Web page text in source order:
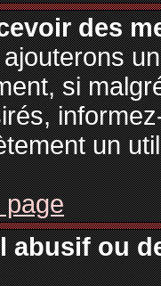
des
si
un
page
abusif ou